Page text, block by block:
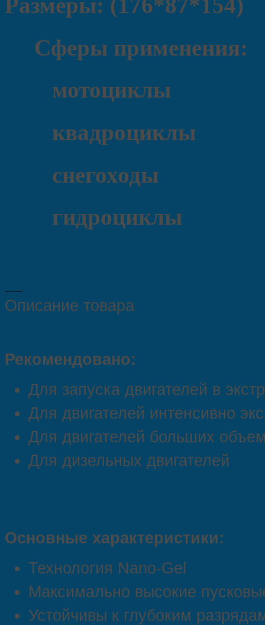
Сферы применения:
мотоциклы
квадроциклы
снегоходы
гидроциклы
Описание товара
Рекомендовано:
Для запуска двигателей в
Для двигателей интенсивно
Для двигателей больших
Для дизельных двигателей
Основные характеристики:
Технология Nano-Gel
Максимально высокие
Устойчивы к глубоким